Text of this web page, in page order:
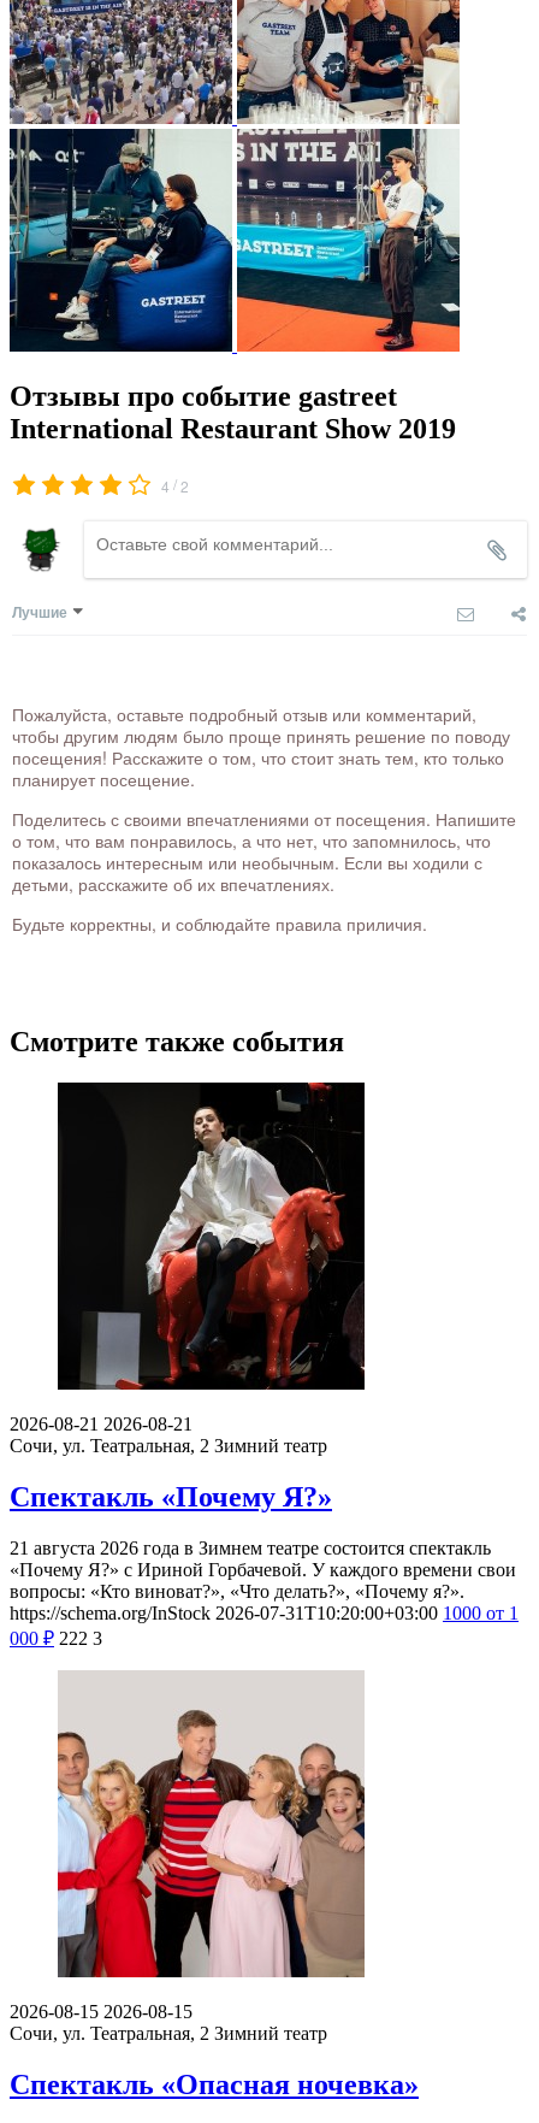
Отзывы про событие gastreet
International Restaurant Show 2019
4 /2
Лучшие
Пожалуйста, оставьте подробный отзыв или комментарий,
чтобы другим людям было проще принять решение по поводу
посещения! Расскажите о том, что стоит знать тем, кто только
планирует посещение.
Поделитесь с своими впечатлениями от посещения. Напишите
о том, что вам понравилось, а что нет, что запомнилось, что
показалось интересным или необычным. Если вы ходили с
детьми, расскажите об их впечатлениях.
Будьте корректны, и соблюдайте правила приличия.
Смотрите также события
2026-08-21 2026-08-21
Сочи, ул. Театральная, 2 Зимний театр
Спектакль «Почему Я?»
21 августа 2026 года в Зимнем театре состоится спектакль
«Почему Я?» с Ириной Горбачевой. У каждого времени свои
вопросы: «Кто виноват?», «Что делать?», «Почему я?».
https://schema.org/InStock 2026-07-31T10:20:00+03:00 1000 от 1
000 ₽ 222 3
2026-08-15 2026-08-15
Сочи, ул. Театральная, 2 Зимний театр
Спектакль «Опасная ночевка»